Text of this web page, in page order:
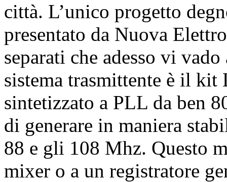
città. L’unico progetto
presentato da Nuova
separati che adesso vi
sistema trasmittente è il kit
sintetizzato a PLL da ben
di generare in maniera
88 e gli 108 Mhz. Questo
mixer o a un registratore